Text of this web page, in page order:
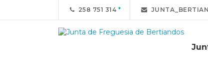
258 751 314